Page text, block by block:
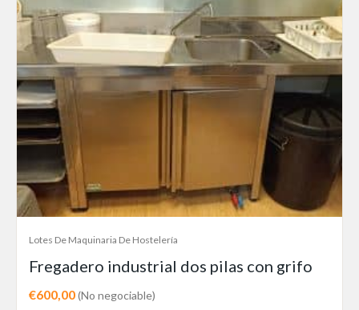
Lotes De Maquinaria De Hostelería
Fregadero industrial dos pilas con grifo
€600,00(No negociable)